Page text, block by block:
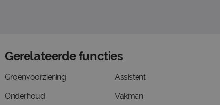
Gerelateerde functies
Groenvoorziening
Onderhoud
Assistent
Vakman